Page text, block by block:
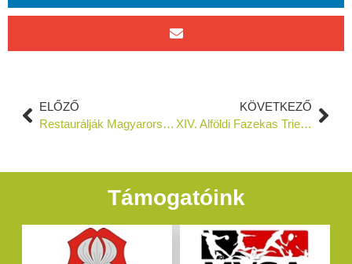
ELŐZŐ
Restaurálják Magyarország egyik legszebb református nagytemplomát
KÖVETKEZŐ
XIV. Alföldi Fazekas Triennálé program
Támogatóink